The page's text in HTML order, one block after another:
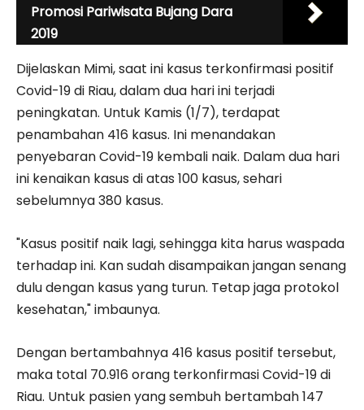
Promosi Pariwisata Bujang Dara
2019
Dijelaskan Mimi, saat ini kasus terkonfirmasi positif
Covid-19 di Riau, dalam dua hari ini terjadi
peningkatan. Untuk Kamis (1/7), terdapat
penambahan 416 kasus. Ini menandakan
penyebaran Covid-19 kembali naik. Dalam dua hari
ini kenaikan kasus di atas 100 kasus, sehari
sebelumnya 380 kasus.
"Kasus positif naik lagi, sehingga kita harus waspada
terhadap ini. Kan sudah disampaikan jangan senang
dulu dengan kasus yang turun. Tetap jaga protokol
kesehatan," imbaunya.
Dengan bertambahnya 416 kasus positif tersebut,
maka total 70.916 orang terkonfirmasi Covid-19 di
Riau. Untuk pasien yang sembuh bertambah 147